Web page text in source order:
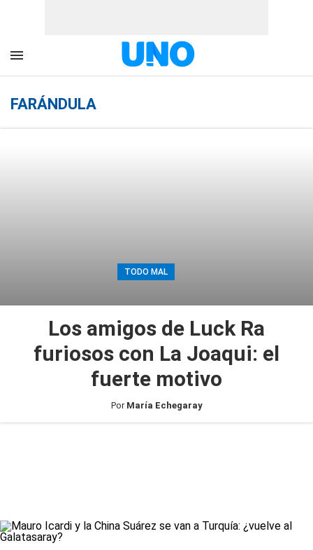
FARÁNDULA
TODO MAL
Los amigos de Luck Ra
furiosos con La Joaqui: el
fuerte motivo
Por María Echegaray